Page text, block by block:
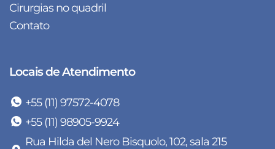
Cirurgias no quadril
Contato
Locais de Atendimento
+55 (11) 97572-4078
+55 (11) 98905-9924
Rua Hilda del Nero Bisquolo, 102, sala 215